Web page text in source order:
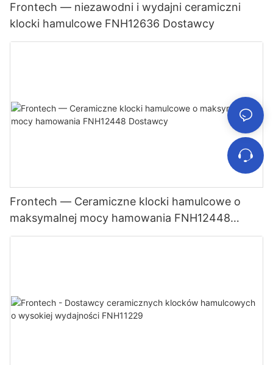
Frontech — niezawodni i wydajni ceramiczni
klocki hamulcowe FNH12636 Dostawcy
Frontech — Ceramiczne klocki hamulcowe o
maksymalnej mocy hamowania FNH12448
Dostawcy